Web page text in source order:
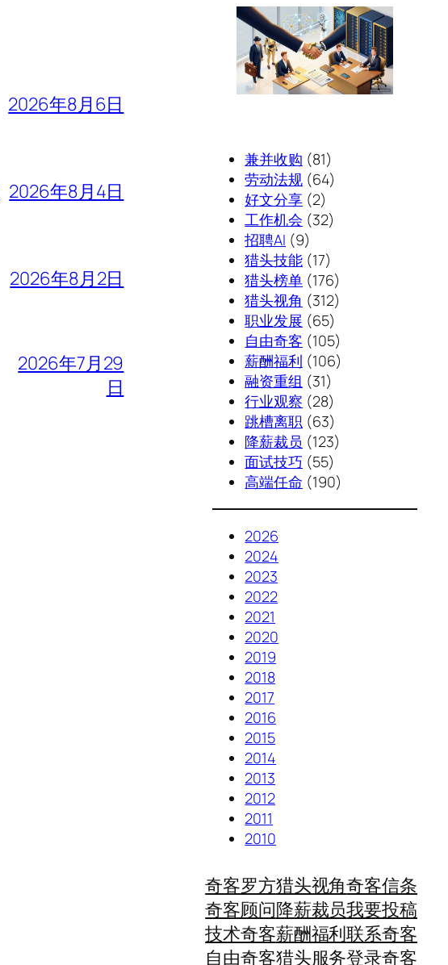
2026年8月6日
2026年8月4日
2026年8月2日
2026年7月29
日
兼并收购 (81)
劳动法规 (64)
好文分享 (2)
工作机会 (32)
招聘AI (9)
猎头技能 (17)
猎头榜单 (176)
猎头视角 (312)
职业发展 (65)
自由奇客 (105)
薪酬福利 (106)
融资重组 (31)
行业观察 (28)
跳槽离职 (63)
降薪裁员 (123)
面试技巧 (55)
高端任命 (190)
2026
2024
2023
2022
2021
2020
2019
2018
2017
2016
2015
2014
2013
2012
2011
2010
奇客罗方
奇客顾问
技术奇客
自由奇客
猎头视角
降薪裁员
薪酬福利
猎头服务
奇客信条
我要投稿
联系奇客
登录奇客